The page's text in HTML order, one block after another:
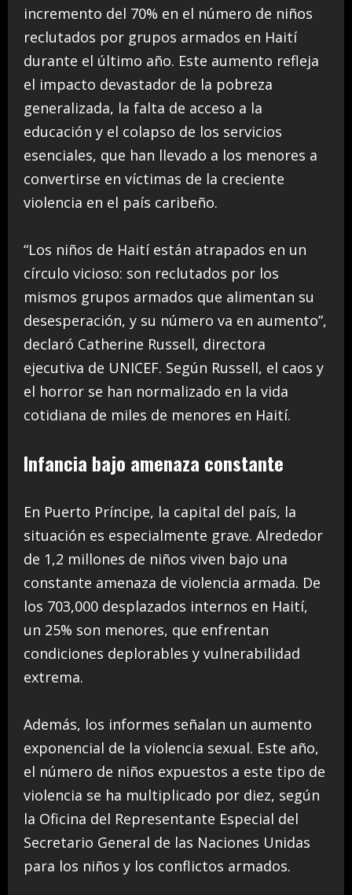
incremento del 70% en el número de niños
reclutados por grupos armados en Haití
durante el último año. Este aumento refleja
el impacto devastador de la pobreza
generalizada, la falta de acceso a la
educación y el colapso de los servicios
esenciales, que han llevado a los menores a
convertirse en víctimas de la creciente
violencia en el país caribeño.
“Los niños de Haití están atrapados en un
círculo vicioso: son reclutados por los
mismos grupos armados que alimentan su
desesperación, y su número va en aumento”,
declaró Catherine Russell, directora
ejecutiva de UNICEF. Según Russell, el caos y
el horror se han normalizado en la vida
cotidiana de miles de menores en Haití.
Infancia bajo amenaza constante
En Puerto Príncipe, la capital del país, la
situación es especialmente grave. Alrededor
de 1,2 millones de niños viven bajo una
constante amenaza de violencia armada. De
los 703,000 desplazados internos en Haití,
un 25% son menores, que enfrentan
condiciones deplorables y vulnerabilidad
extrema.
Además, los informes señalan un aumento
exponencial de la violencia sexual. Este año,
el número de niños expuestos a este tipo de
violencia se ha multiplicado por diez, según
la Oficina del Representante Especial del
Secretario General de las Naciones Unidas
para los niños y los conflictos armados.